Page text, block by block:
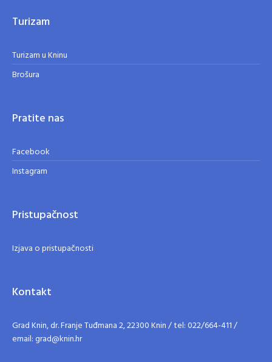
Turizam
Turizam u Kninu
Brošura
Pratite nas
Facebook
Instagram
Pristupačnost
Izjava o pristupačnosti
Kontakt
Grad Knin, dr. Franje Tuđmana 2, 22300 Knin / tel: 022/664-411 /
email: grad@knin.hr